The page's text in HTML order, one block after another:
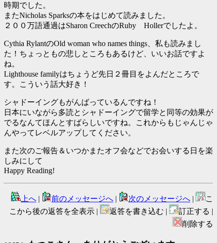
時期でした。
またNicholas Sparksの本をはじめて読みました。
２００万語通過はSharon CreechのRuby Hollerでしたよ。
Cythia RylantのOld woman who names things、私も読みまし
た！ちょっともの悲しところもあるけど、いいお話ですよ
ね。
Lighthouse familyはちょうど先日２冊目をよんだところで
す。こういう話大好き！
シャドーイングもがんばっているんですね！
日本にいながら多読とシャドーイングで留学と同等の効果が
でるなんてほんとすばらしいですね。これからもじゃんじゃ
んやってレベルアップしてください。
また次のご報告＆いつかまたオフ会などでお会いする日を楽
しみにして
Happy Reading!
上へ | 前のメッセージへ | 次のメッセージへ |
こ
こから後の返答を全表示 |
返答を書き込む |
訂正する |
削除する